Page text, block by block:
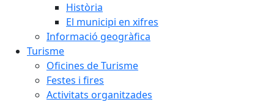
Història
El municipi en xifres
Informació geogràfica
Turisme
Oficines de Turisme
Festes i fires
Activitats organitzades